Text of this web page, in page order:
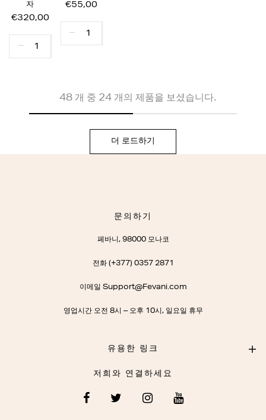
자
€320,00
€55,00
48 개 중 24 개의 제품을 보셨습니다.
더 로드하기
문의하기
페바니, 98000 모나코
전화 (+377) 0357 2871
이메일 Support@Fevani.com
영업시간 오전 8시 – 오후 10시, 일요일 휴무
유용한 링크
저희와 연결하세요